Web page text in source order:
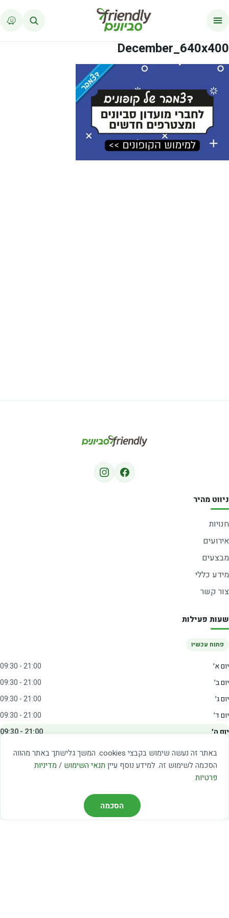
באתר זה נעשה שימוש בקבצי cookies. המשך גלישתך באתר מהווה
הסכמה לשימוש זה. למידע נוסף עיין תנאי השימוש / מדיניות
פרטיות
הסכמה
December_640x400
ניווט מהיר
חנויות
אירועים
מבצעים
מידע כללי
צור קשר
שעות פעילות
פתוח עכשיו
יום א׳
09:30 - 21:00
יום ב׳
09:30 - 21:00
יום ג׳
09:30 - 21:00
יום ד׳
09:30 - 21:00
יום ה׳
09:30 - 21:00
09:00 - 15:00
שבת
20:00 - 23:00